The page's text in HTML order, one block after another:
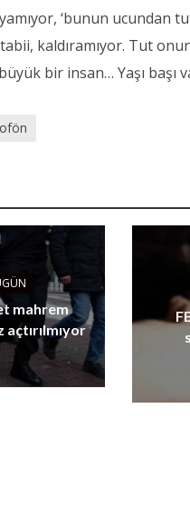
‘bunun ucundan
tabii, kaldıramıyor. Tut
bir insan… Yaşı başı
mahrem
açtırılmıyor